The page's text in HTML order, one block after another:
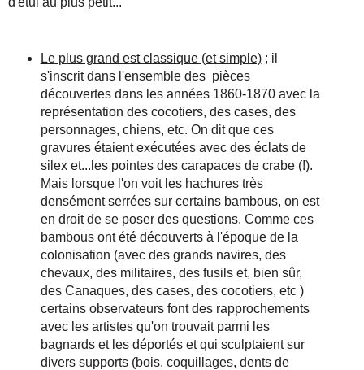
Le plus grand est classique (et simple); il
s'inscrit dans l'ensemble des pièces
découvertes dans les années 1860-1870 avec la
représentation des cocotiers, des cases, des
personnages, chiens, etc. On dit que ces
gravures étaient exécutées avec des éclats de
silex et...les pointes des carapaces de crabe (!).
Mais lorsque l'on voit les hachures très
densément serrées sur certains bambous, on est
en droit de se poser des questions. Comme ces
bambous ont été découverts à l'époque de la
colonisation (avec des grands navires, des
chevaux, des militaires, des fusils et, bien sûr,
des Canaques, des cases, des cocotiers, etc )
certains observateurs font des rapprochements
avec les artistes qu'on trouvait parmi les
bagnards et les déportés et qui sculptaient sur
divers supports (bois, coquillages, dents de